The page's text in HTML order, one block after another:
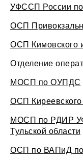
УФССП России по
ОСП
ОСП Кимовского
Отделение
МОСП по ОУПДС
ОСП
МОСП по РДИР
Тульской области
ОСП по ВАПиД по